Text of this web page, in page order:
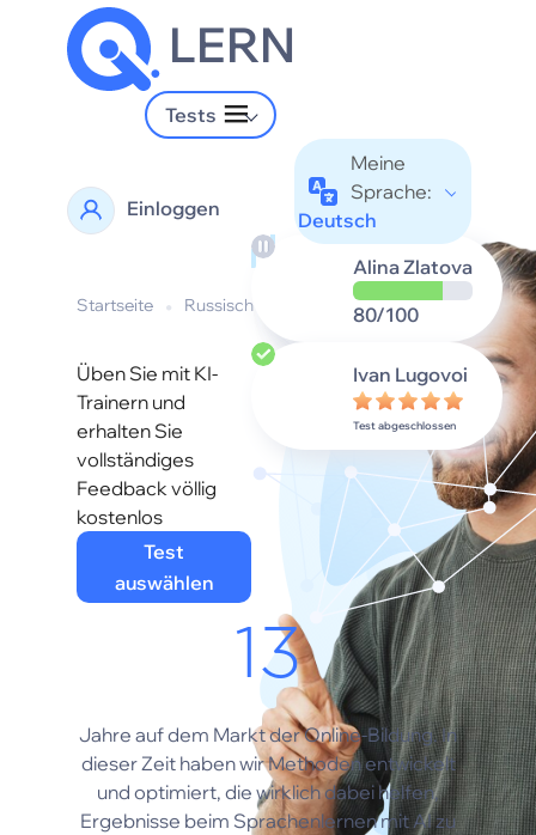
LERN
Tests
Meine
Sprache:
Deutsch
Einloggen
Startseite • Russisch sprache
Üben Sie mit KI-
Trainern und
erhalten Sie
vollständiges
Feedback völlig
kostenlos
Test
auswählen
Alina Zlatova
80/100
Ivan Lugovoi
Test abgeschlossen
13
Jahre auf dem Markt der Online-Bildung. In
dieser Zeit haben wir Methoden entwickelt
und optimiert, die wirklich dabei helfen,
Ergebnisse beim Sprachenlernen mit AI zu